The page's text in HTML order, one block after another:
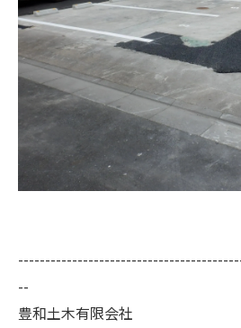
--
豊和土木有限会社